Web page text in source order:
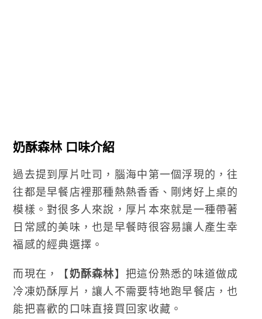
奶酥森林 口味介紹
過去提到厚片吐司，腦海中第一個浮現的，往
往都是早餐店裡那種熱熱香香、剛烤好上桌的
模樣。對很多人來說，厚片本來就是一種帶著
日常感的美味，也是早餐時很容易讓人產生幸
福感的經典選擇。
而現在，【奶酥森林】把這份熟悉的味道做成
冷凍奶酥厚片，讓人不需要特地跑早餐店，也
能把喜歡的口味直接買回家收藏。